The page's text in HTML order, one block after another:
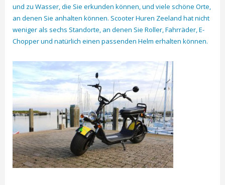
und zu Wasser, die Sie erkunden können, und viele schöne Orte,
an denen Sie anhalten können. Scooter Huren Zeeland hat nicht
weniger als sechs Standorte, an denen Sie Roller, Fahrräder, E-
Chopper und natürlich einen passenden Helm erhalten können.